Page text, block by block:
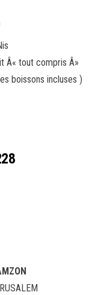
Â« tout compris Â»
boissons incluses )